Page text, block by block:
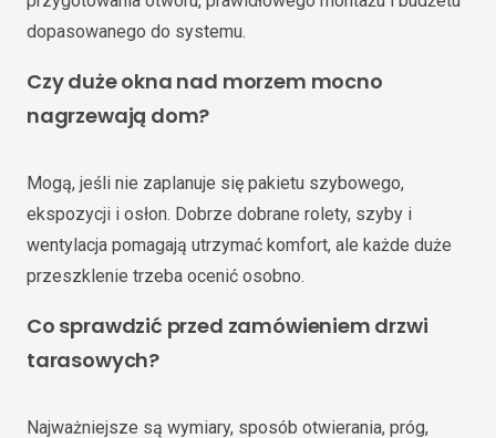
dopasowanego do systemu.
Czy duże okna nad morzem mocno
nagrzewają dom?
Mogą, jeśli nie zaplanuje się pakietu szybowego,
ekspozycji i osłon. Dobrze dobrane rolety, szyby i
wentylacja pomagają utrzymać komfort, ale każde duże
przeszklenie trzeba ocenić osobno.
Co sprawdzić przed zamówieniem drzwi
tarasowych?
Najważniejsze są wymiary, sposób otwierania, próg,